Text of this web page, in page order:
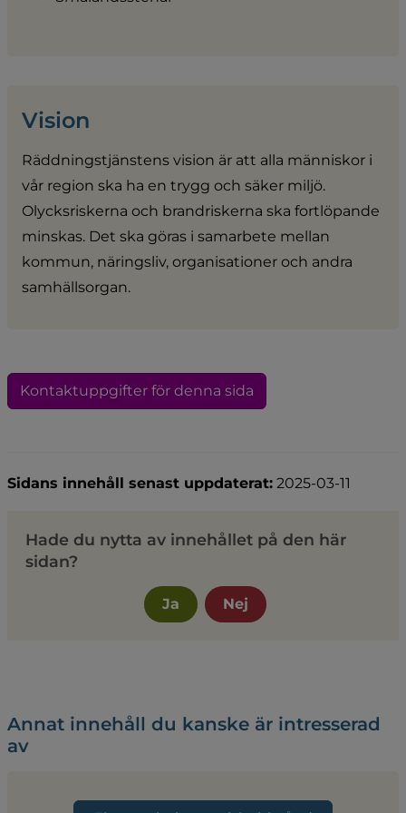
Vision
Räddningstjänstens vision är att alla människor i
vår region ska ha en trygg och säker miljö.
Olycksriskerna och brandriskerna ska fortlöpande
minskas. Det ska göras i samarbete mellan
kommun, näringsliv, organisationer och andra
samhällsorgan.
Kontaktuppgifter för denna sida
Sidans innehåll senast uppdaterat: 2025-03-11
Hade du nytta av innehållet på den här
sidan?
Ja Nej
Annat innehåll du kanske är intresserad
av